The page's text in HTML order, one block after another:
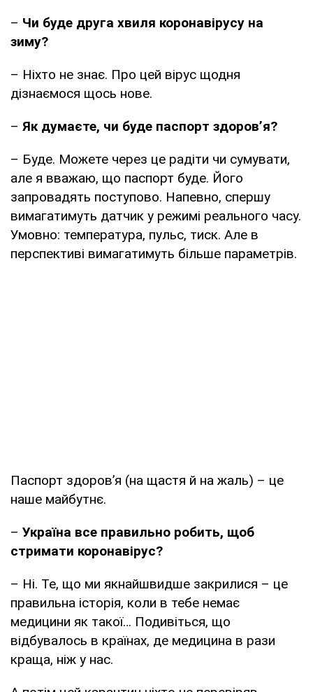
– Чи буде друга хвиля коронавірусу на
зиму?
– Ніхто не знає. Про цей вірус щодня
дізнаємося щось нове.
– Як думаєте, чи буде паспорт здоров’я?
– Буде. Можете через це радіти чи сумувати,
але я вважаю, що паспорт буде. Його
запровадять поступово. Напевно, спершу
вимагатимуть датчик у режимі реального часу.
Умовно: температура, пульс, тиск. Але в
перспективі вимагатимуть більше параметрів.
Паспорт здоров’я (на щастя й на жаль) – це
наше майбутнє.
– Україна все правильно робить, щоб
стримати коронавірус?
– Ні. Те, що ми якнайшвидше закрилися – це
правильна історія, коли в тебе немає
медицини як такої… Подивіться, що
відбувалось в країнах, де медицина в рази
краща, ніж у нас.